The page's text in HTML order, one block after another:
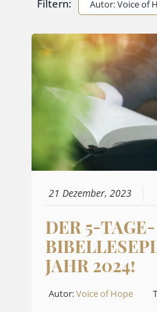
Filtern: Autor: Voice of
21 Dezember, 2023
DER 5-TAGE-
JAHR 2024!
Autor:Voice of Hope